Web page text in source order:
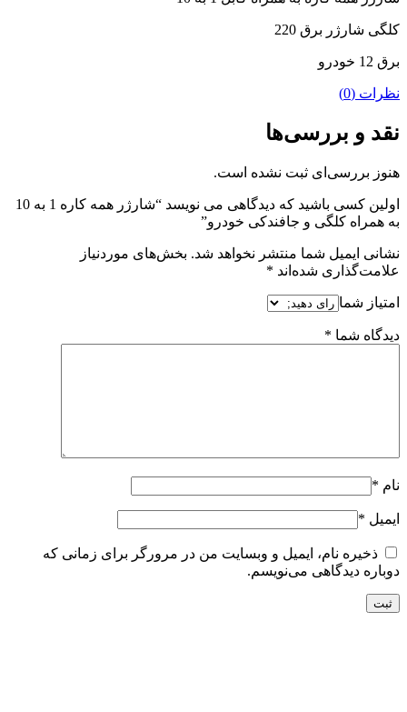
کلگی شارژر برق 220
برق 12 خودرو
نظرات (0)
نقد و بررسی‌ها
هنوز بررسی‌ای ثبت نشده است.
اولین کسی باشید که دیدگاهی می نویسد “شارژر همه کاره 1 به 10
به همراه کلگی و جافندکی خودرو”
نشانی ایمیل شما منتشر نخواهد شد. بخش‌های موردنیاز
علامت‌گذاری شده‌اند *
امتیاز شما
دیدگاه شما *
نام *
ایمیل *
ذخیره نام، ایمیل و وبسایت من در مرورگر برای زمانی که
دوباره دیدگاهی می‌نویسم.